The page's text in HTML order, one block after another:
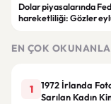
Dolar piyasalarında Fed
hareketliliği: Gözler
EN ÇOK
1
1972 İrlanda
Sarılan Kadın